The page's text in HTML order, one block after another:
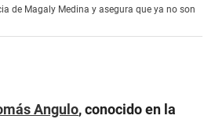
de Magaly Medina y asegura que ya no son
Angulo, conocido en la